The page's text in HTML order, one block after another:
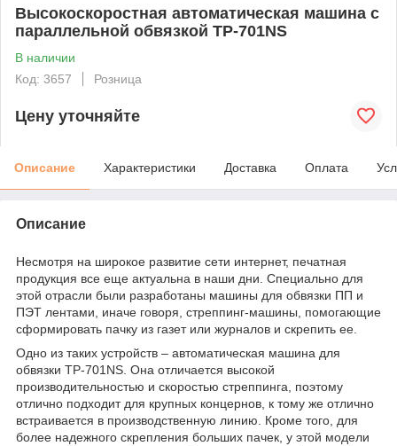
Высокоскоростная автоматическая машина с
параллельной обвязкой TP-701NS
В наличии
Код: 3657
Розница
Цену уточняйте
Описание Характеристики Доставка Оплата
Описание
Несмотря на широкое развитие сети интернет, печатная
продукция все еще актуальна в наши дни. Специально для
этой отрасли были разработаны машины для обвязки ПП и
ПЭТ лентами, иначе говоря, стреппинг-машины, помогающие
сформировать пачку из газет или журналов и скрепить ее.
Одно из таких устройств – автоматическая машина для
обвязки TP-701NS. Она отличается высокой
производительностью и скоростью стреппинга, поэтому
отлично подходит для крупных концернов, к тому же отлично
встраивается в производственную линию. Кроме того, для
более надежного скрепления больших пачек, у этой модели